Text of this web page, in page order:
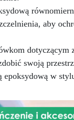
Kup Teraz i
Kreatywności!
aby
dotyczącym
swoją
epoksydową w